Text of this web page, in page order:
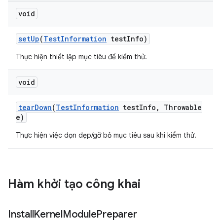
void
setUp(TestInformation testInfo)
Thực hiện thiết lập mục tiêu để kiểm thử.
void
tearDown(TestInformation testInfo ,
Throwable
e)
Thực hiện việc dọn dẹp/gỡ bỏ mục tiêu sau khi kiểm thử.
Hàm khởi tạo công khai
InstallKernelModulePreparer